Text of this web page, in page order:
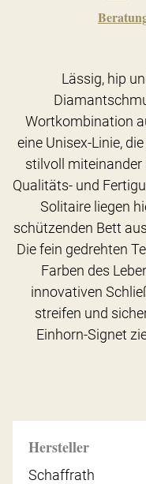
Hersteller
Schaffrath
Lässig, hip
Wortkombination
eine Unisex-Linie,
stilvoll
Qualitäts- und
Solitaire liegen
schützenden Bett
Die fein gedrehten
Farben des
innovativen
streifen und
Einhorn-Signet